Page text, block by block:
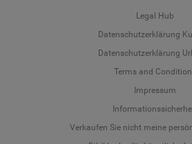
Legal Hub
Datenschutzerklärung
Datenschutzerklärung
Terms and
Impressum
Verkaufen Sie nicht meine